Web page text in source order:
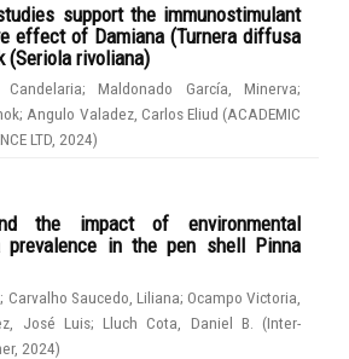
support the immunostimulant
effect of Damiana (Turnera diffusa
(Seriola rivoliana)
;Maldonado García, Minerva;
; Angulo Valadez, Carlos Eliud (ACADEMIC
LTD 2024)
the impact of environmental
prevalence in the pen shell Pinna
; Carvalho Saucedo, Liliana; Ocampo Victoria,
José Luis;Lluch Cota, Daniel B. (Inter-
, 2024)